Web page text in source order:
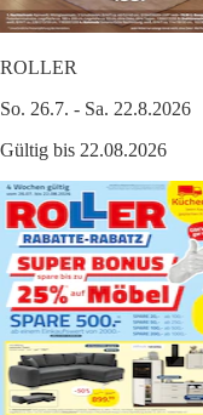
ROLLER
So. 26.7. - Sa. 22.8.2026
Gültig bis 22.08.2026